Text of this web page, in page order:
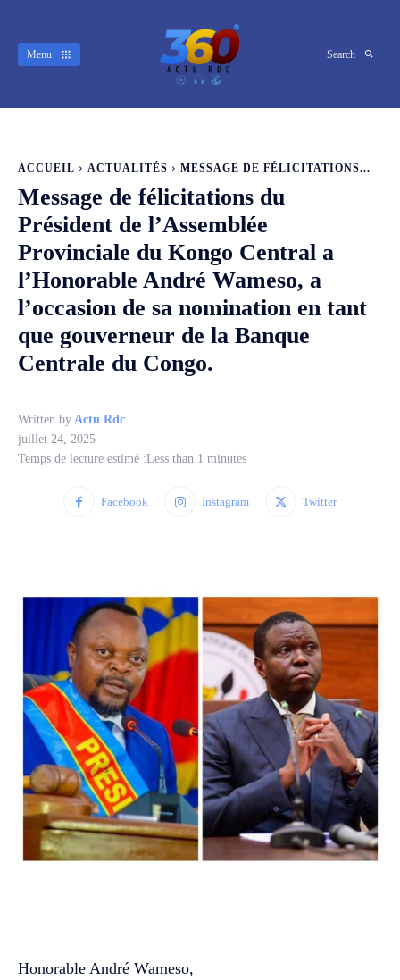
Menu Search
ACCUEIL ACTUALITÉS MESSAGE DE FÉLICITATIONS...
Message de félicitations du
Président de l’Assemblée
Provinciale du Kongo Central a
l’Honorable André Wameso, a
l’occasion de sa nomination en tant
que gouverneur de la Banque
Centrale du Congo.
Written by Actu Rdc
juillet 24, 2025
Temps de lecture estimé :Less than 1 minutes
Facebook Instagram Twitter
Honorable André Wameso,